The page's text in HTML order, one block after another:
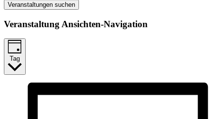
Veranstaltungen suchen
Veranstaltung Ansichten-Navigation
Tag